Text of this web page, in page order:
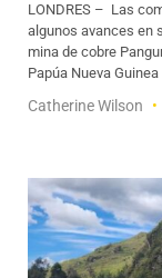
LONDRES – Las
algunos avances en
mina de cobre
Papúa Nueva
Catherine Wilson